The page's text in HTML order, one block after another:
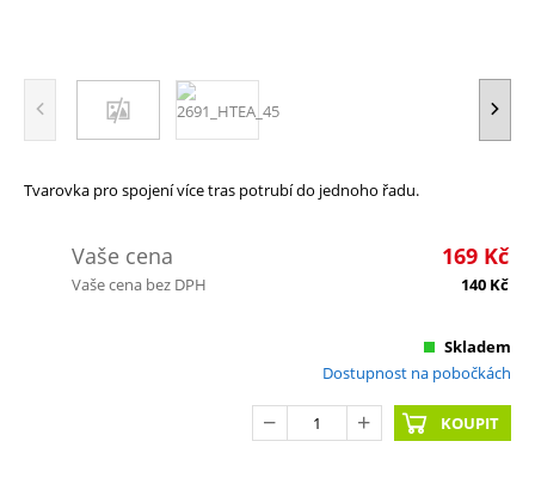
Tvarovka pro spojení více tras potrubí do jednoho řadu.
Vaše cena 169 Kč
Vaše cena bez DPH 140 Kč
Skladem
Dostupnost na pobočkách
KOUPIT